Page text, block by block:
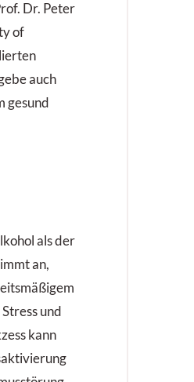
Dr. Peter
of
auch
gesund
als der
an,
und
kann